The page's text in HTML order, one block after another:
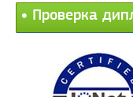
Проверка